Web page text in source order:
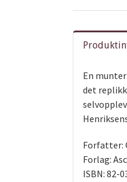
En
det
Forfatter:
Forlag:
ISBN: 82-